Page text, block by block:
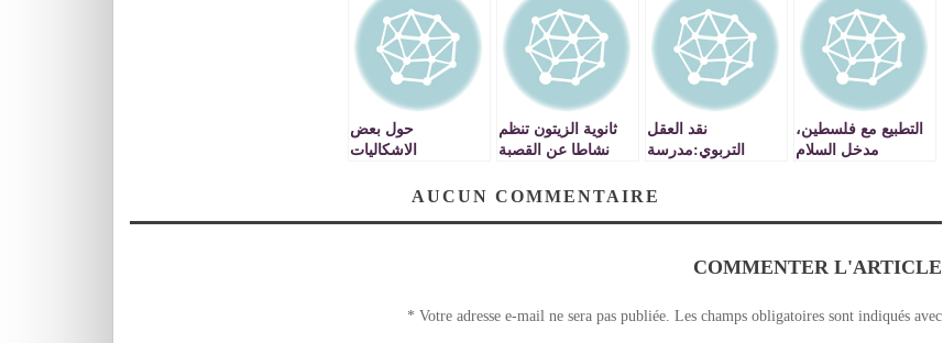
التطبيع مع فلسطين،
مدخل السلام
نقد العقل
التربوي:مدرسة
وسؤال البحث؟
ثانوية الزيتون تنظم
نشاطا عن القصبة
بالعيون….
حول بعض
الاشكاليات
الحقوق بوجدةAUCUN COMMENTAIRE
COMMENTER L'ARTICLE
Votre adresse e-mail ne sera pas publiée. Les champs obligatoires sont indiqués avec
*